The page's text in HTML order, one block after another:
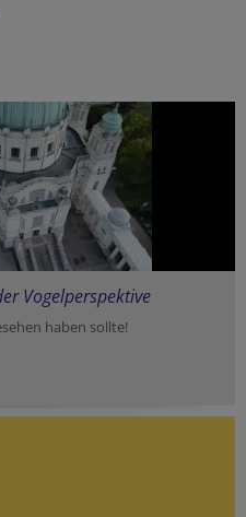
Vogelperspektive
haben sollte!